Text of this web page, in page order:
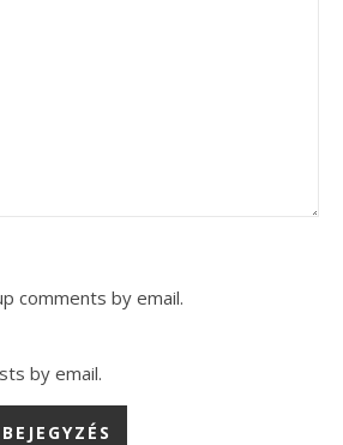
comments by email.
by email.